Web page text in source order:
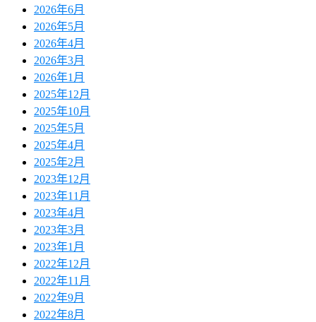
2026年6月
2026年5月
2026年4月
2026年3月
2026年1月
2025年12月
2025年10月
2025年5月
2025年4月
2025年2月
2023年12月
2023年11月
2023年4月
2023年3月
2023年1月
2022年12月
2022年11月
2022年9月
2022年8月